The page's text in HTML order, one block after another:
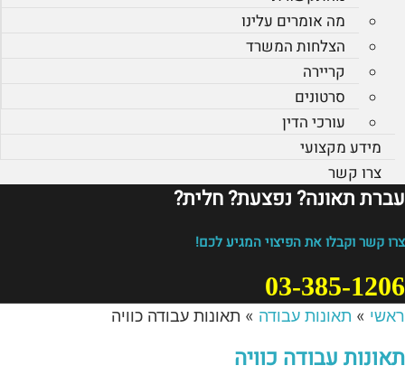
מה אומרים עלינו
הצלחות המשרד
קריירה
סרטונים
עורכי הדין
מידע מקצועי
צרו קשר
עברת תאונה? נפצעת? חלית?​
צרו קשר וקבלו את הפיצוי המגיע לכם!
03-385-1206
ראשי » תאונות עבודה » תאונות עבודה כוויה
תאונות עבודה כוויה